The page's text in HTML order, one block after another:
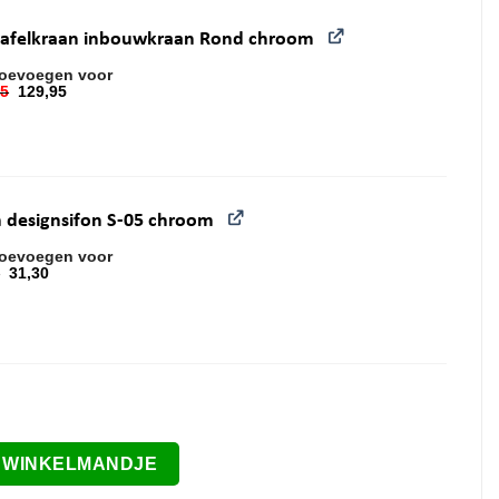
inbouwkraan Rond chroom
voor
129,95
designsifon S-05 chroom
voor
31,30
aantal
WINKELMANDJE